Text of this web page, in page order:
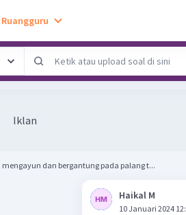
Iklan
dan bergantung pada palang t...
Haikal M
10 Januari 2024